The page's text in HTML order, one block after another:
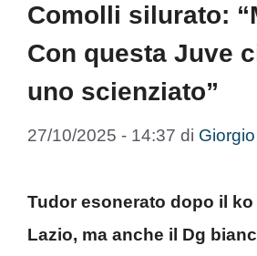
Comolli silurato:
Con questa Juve
uno scienziato”
27/10/2025 - 14:37 di
Tudor esonerato dopo il
Lazio, ma anche il Dg